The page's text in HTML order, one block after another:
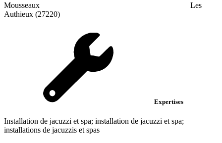
Mousseaux
Les
Authieux (27220)
Expertises
Installation de jacuzzi et spa; installation de jacuzzi et spa;
installations de jacuzzis et spas